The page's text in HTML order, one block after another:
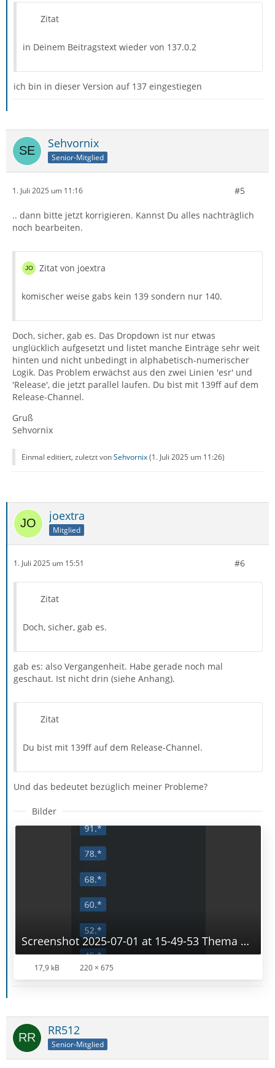
Zitat
in Deinem Beitragstext wieder von 137.0.2
ich bin in dieser Version auf 137 eingestiegen
Sehvornix
Senior-Mitglied
1. Juli 2025 um 11:16 #5
.. dann bitte jetzt korrigieren. Kannst Du alles nachträglich
noch bearbeiten.
Zitat von joextra
komischer weise gabs kein 139 sondern nur 140.
Doch, sicher, gab es. Das Dropdown ist nur etwas
unglücklich aufgesetzt und listet manche Einträge sehr weit
hinten und nicht unbedingt in alphabetisch-numerischer
Logik. Das Problem erwächst aus den zwei Linien 'esr' und
'Release', die jetzt parallel laufen. Du bist mit 139ff auf dem
Release-Channel.
Gruß
Sehvornix
Einmal editiert, zuletzt vonSehvornix(1. Juli 2025 um 11:26)
joextra
Mitglied
1. Juli 2025 um 15:51 #6
Zitat
Doch, sicher, gab es.
gab es: also Vergangenheit. Habe gerade noch mal
geschaut. Ist nicht drin (siehe Anhang).
Zitat
Du bist mit 139ff auf dem Release-Channel.
Und das bedeutet bezüglich meiner Probleme?
Bilder
Screenshot 2025-07-01 at 15-49-53 Thema erstellen - Allgemeines Arbeiten _ Konten einrichten _ Installation & Update - Thunderbird Mail DE.png
17,9 kB 220 × 675
RR512
Senior-Mitglied